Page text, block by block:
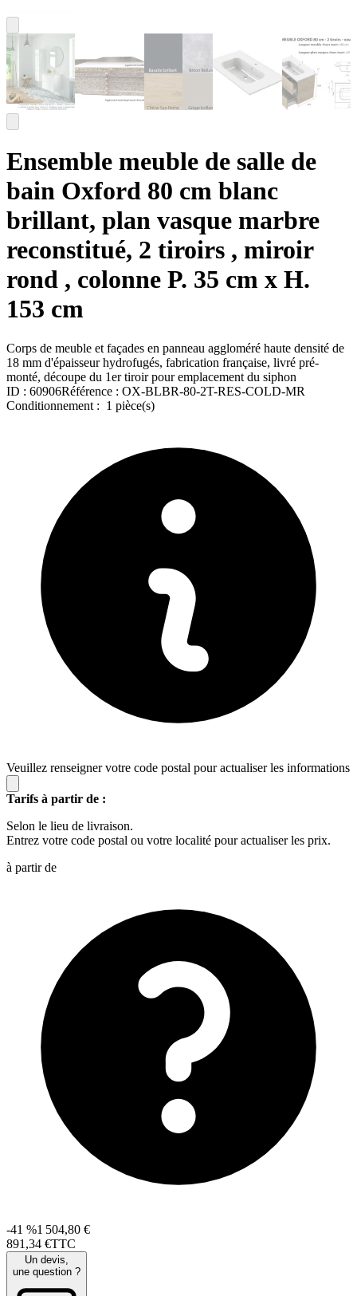
Ensemble meuble de salle de
bain Oxford 80 cm blanc
brillant, plan vasque marbre
reconstitué, 2 tiroirs , miroir
rond , colonne P. 35 cm x H.
153 cm
Corps de meuble et façades en panneau aggloméré haute densité de
18 mm d'épaisseur hydrofugés, fabrication française, livré pré-
monté, découpe du 1er tiroir pour emplacement du siphon
ID : 60906Référence : OX-BLBR-80-2T-RES-COLD-MR
Conditionnement : 1 pièce(s)
Veuillez renseigner votre code postal pour actualiser les informations
Tarifs à partir de :
Selon le lieu de livraison.
Entrez votre code postal ou votre localité pour actualiser les prix.
à partir de
-41 %1 504,80 €
891 ,34 €TTC
Un devis,
une question ?